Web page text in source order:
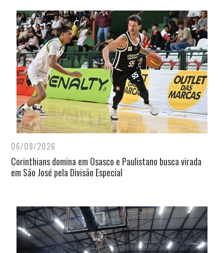
06/08/2026
Corinthians domina em Osasco e Paulistano busca virada
em São José pela Divisão Especial